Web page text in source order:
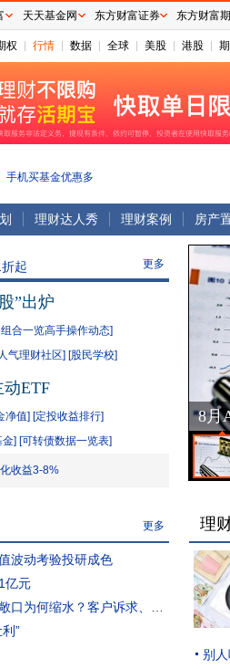
权 行情 数据 全球 美股 港股
手机买基金优惠多
理财达人秀 理财案例 房产
更多
起
”出炉
合一览高手操作动态]
气理财社区] [股民学校]
ETF
净值] [定投收益排行]
] [可转债数据一览表]
收益3-8%
8月
更多
波动考验投研成色
亿元
”
理
天天基金网 东方财富证券 东方财富